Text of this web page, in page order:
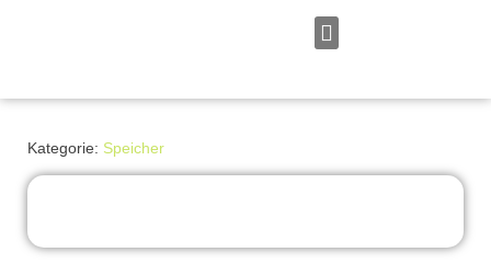
Kategorie: Speicher